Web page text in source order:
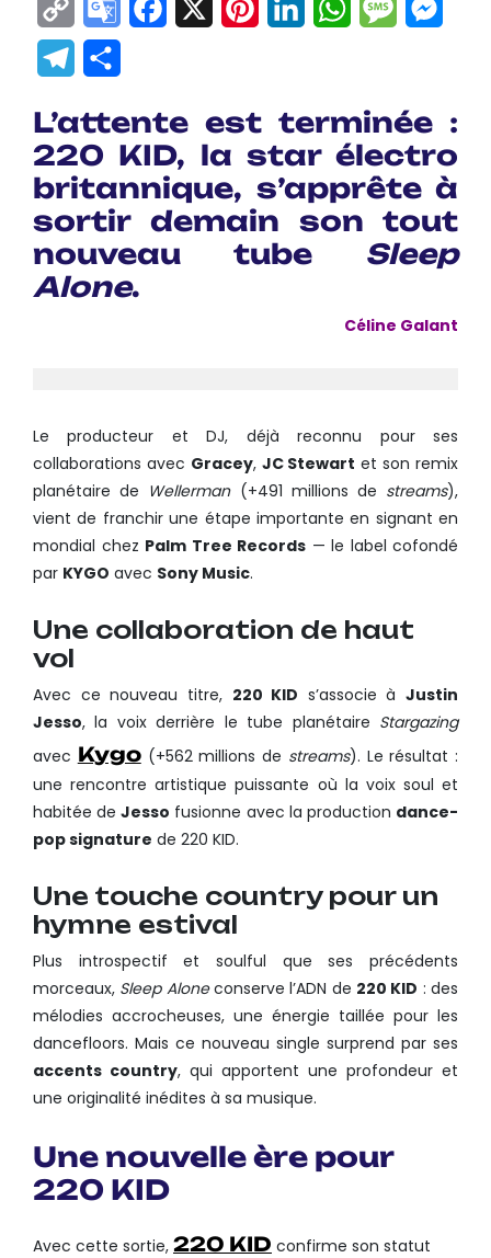
Copy
Link
GoogleFacebook
X Pinterest
LinkedInWhatsApp
Telegram
L’attente est terminée :
220 KID, la star électro
britannique, s’apprête à
sortir demain son tout
nouveau tube Sleep
Alone.
Céline Galant
Le producteur et DJ, déjà reconnu pour ses
collaborations avec Gracey, JC Stewart et son remix
planétaire de Wellerman(+491 millions de streams),
vient de franchir une étape importante en signant en
mondial chez Palm Tree Records — le label cofondé
par KYGO avec Sony Music.
Une collaboration de haut
vol
Avec ce nouveau titre, 220 KID s’associe à Justin
Jesso, la voix derrière le tube planétaire Stargazing
avec Kygo(+562 millions de streams). Le résultat :
une rencontre artistique puissante où la voix soul et
habitée deJesso fusionne avec la production dance-
pop signature de 220 KID.
Une touche country pour un
hymne estival
Plus introspectif et soulful que ses précédents
morceaux, Sleep Aloneconserve l’ADN de 220 KID : des
mélodies accrocheuses, une énergie taillée pour les
dancefloors. Mais ce nouveau single surprend par ses
accents country, qui apportent une profondeur et
une originalité inédites à sa musique.
Une nouvelle ère pour
220 KID
Avec cette sortie, 220 KID confirme son statut